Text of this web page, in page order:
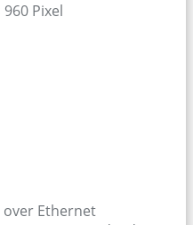
960 Pixel
over Ethernet